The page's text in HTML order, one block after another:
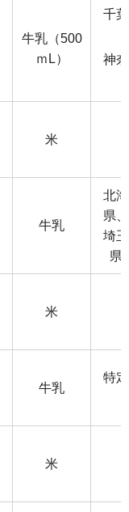
牛乳（500
ｍL）
千
神
米
牛乳
北
県
埼
県
米
牛乳
特
米